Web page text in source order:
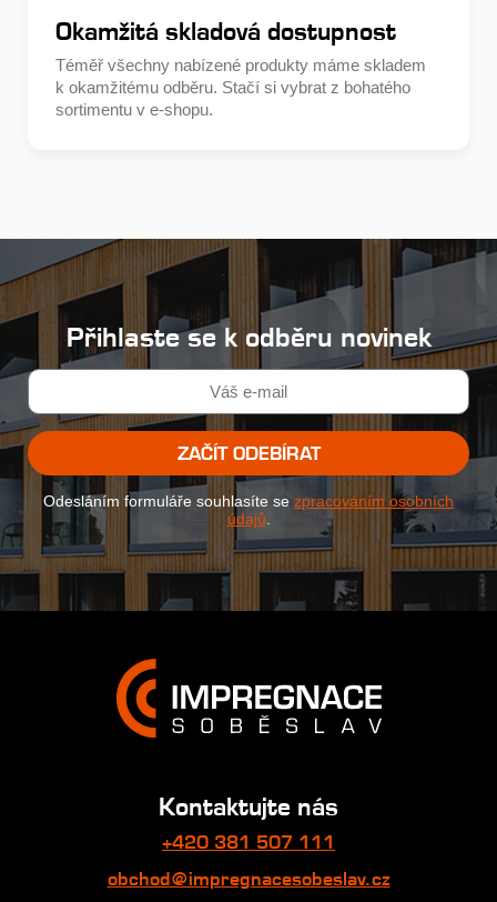
Okamžitá skladová dostupnost
Téměř všechny nabízené produkty máme skladem
k okamžitému odběru. Stačí si vybrat z bohatého
sortimentu v e-shopu.
Přihlaste se k odběru novinek
ZAČÍT ODEBÍRAT
Odesláním formuláře souhlasíte se zpracováním osobních
údajů.
Kontaktujte nás
+420 381 507 111
obchod@impregnacesobeslav.cz